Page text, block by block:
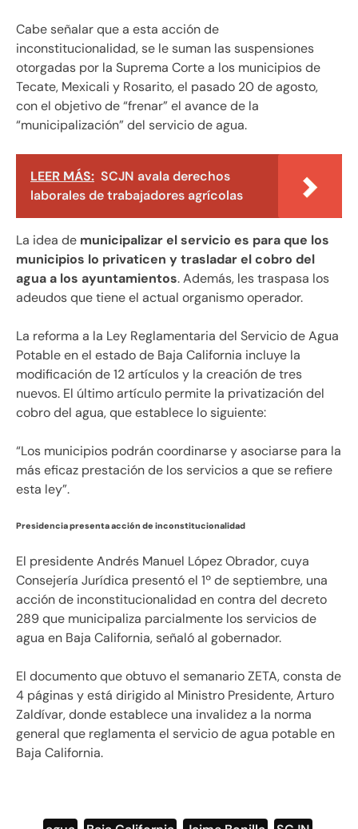
Cabe señalar que a esta acción de
inconstitucionalidad, se le suman las suspensiones
otorgadas por la Suprema Corte a los municipios de
Tecate, Mexicali y Rosarito, el pasado 20 de agosto,
con el objetivo de “frenar” el avance de la
“municipalización” del servicio de agua.
LEER MÁS: SCJN avala derechos
laborales de trabajadores agrícolas
La idea de municipalizar el servicio es para que los
municipios lo privaticen y trasladar el cobro del
agua a los ayuntamientos. Además, les traspasa los
adeudos que tiene el actual organismo operador.
La reforma a la Ley Reglamentaria del Servicio de Agua
Potable en el estado de Baja California incluye la
modificación de 12 artículos y la creación de tres
nuevos. El último artículo permite la privatización del
cobro del agua, que establece lo siguiente:
“Los municipios podrán coordinarse y asociarse para la
más eficaz prestación de los servicios a que se refiere
esta ley”.
Presidencia presenta acción de inconstitucionalidad
El presidente Andrés Manuel López Obrador, cuya
Consejería Jurídica presentó el 1º de septiembre, una
acción de inconstitucionalidad en contra del decreto
289 que municipaliza parcialmente los servicios de
agua en Baja California, señaló al gobernador.
El documento que obtuvo el semanario ZETA, consta de
4 páginas y está dirigido al Ministro Presidente, Arturo
Zaldívar, donde establece una invalidez a la norma
general que reglamenta el servicio de agua potable en
Baja California.